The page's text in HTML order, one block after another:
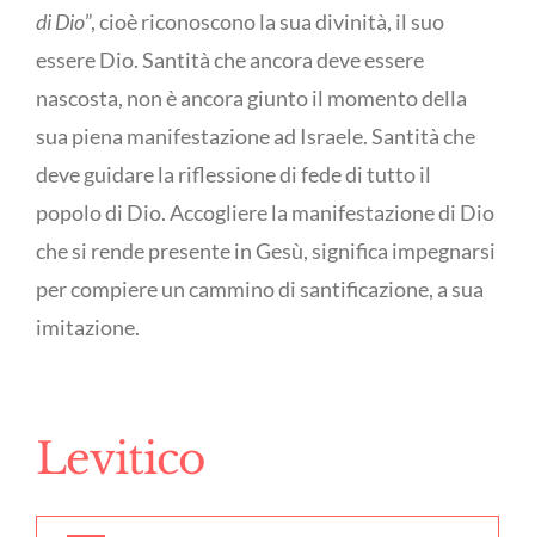
di Dio”, cioè riconoscono la sua divinità, il suo
essere Dio. Santità che ancora deve essere
nascosta, non è ancora giunto il momento della
sua piena manifestazione ad Israele. Santità che
deve guidare la riflessione di fede di tutto il
popolo di Dio. Accogliere la manifestazione di Dio
che si rende presente in Gesù, significa impegnarsi
per compiere un cammino di santificazione, a sua
imitazione.
Levitico